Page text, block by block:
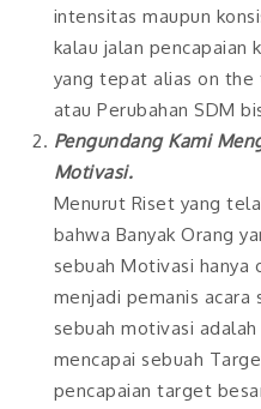
intensitas maupun
kalau jalan pencapaian
yang tepat alias on the
atau Perubahan SDM
Pengundang Kami
Motivasi.
Menurut Riset yang
bahwa Banyak Orang
sebuah Motivasi hanya
menjadi pemanis acara
sebuah motivasi
mencapai sebuah
pencapaian target